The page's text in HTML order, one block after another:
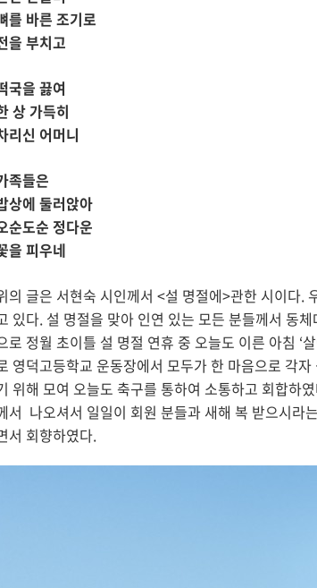
를 바른 조기로
을 부치고
국을 끓여
상 가득히
리신 어머니
족들은
상에 둘러앉아
순도순 정다운
을 피우네
의 글은 서현숙 시인께서 <설 명절에>관한 시이다.
있다. 설 명절을 맞아 인연 있는 모든 분들께서 동
로 정월 초이틀 설 명절 연휴 중 오늘도 이른 아침 ‘
영덕고등학교 운동장에서 모두가 한 마음으로 각
위해 모여 오늘도 축구를 통하여 소통하고 회합하
서 나오셔서 일일이 회원 분들과 새해 복 받으시라
서 회향하였다.